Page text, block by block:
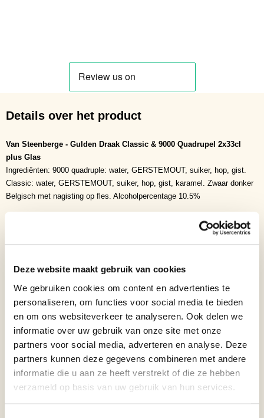
Deze website maakt gebruik van cookies
We gebruiken cookies om content en advertenties te
personaliseren, om functies voor social media te bieden
en om ons websiteverkeer te analyseren. Ook delen we
informatie over uw gebruik van onze site met onze
partners voor social media, adverteren en analyse. Deze
partners kunnen deze gegevens combineren met andere
informatie die u aan ze heeft verstrekt of die ze hebben
verzameld op basis van uw gebruik van hun services.
Details over het product
Van Steenberge - Gulden Draak Classic & 9000 Quadrupel 2x33cl
plus Glas
Ingrediënten: 9000 quadruple: water, GERSTEMOUT, suiker, hop, gist.
Classic: water, GERSTEMOUT, suiker, hop, gist, karamel. Zwaar donker
Belgisch met nagisting op fles. Alcoholpercentage 10.5%
Genoemd naar de legendarische gouden
draak op de top van het Gentse Belfort. Donker, met een volle
GULDEN DRAAK 9000 QUADRUPLE:Bevat 4 keer meer mout dan
gewoon bier. 3 soorten mout geven dit bier een diepgouden amberkleur en
een licht fruitig aroma. Geniet van de zoete en subtiele smaak. Alcohol
10,5% Vol.
Biersoort Tripel
Verpakking Doos